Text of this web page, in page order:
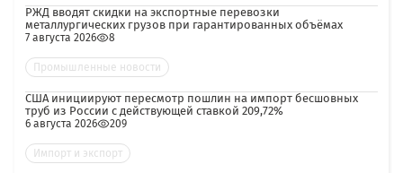
РЖД вводят скидки на экспортные перевозки
металлургических грузов при гарантированных объёмах
7 августа 2026 8
Промышленные новости
США инициируют пересмотр пошлин на импорт бесшовных
труб из России с действующей ставкой 209,72%
6 августа 2026 209
Импорт и экспорт